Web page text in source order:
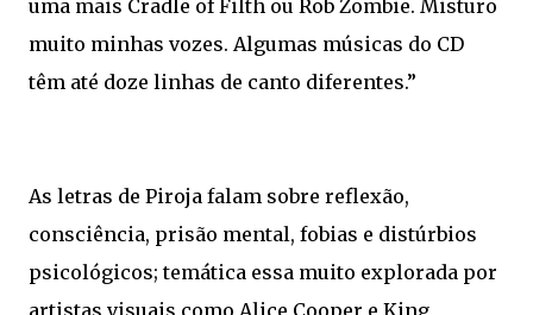
uma mais Cradle of Filth ou Rob Zombie. Misturo
muito minhas vozes. Algumas músicas do CD
têm até doze linhas de canto diferentes.”
As letras de Piroja falam sobre reflexão,
consciência, prisão mental, fobias e distúrbios
psicológicos; temática essa muito explorada por
artistas visuais como Alice Cooper e King